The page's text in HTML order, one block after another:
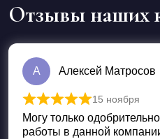
Отзывы наших
А Алексей Матросов
Оценка
15 ноября
Могу только
работы в данной